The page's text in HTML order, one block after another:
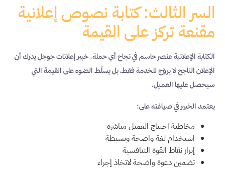
السر الثالث: كتابة نصوص إعلانية
مقنعة تركز على القيمة
الكتابة الإعلانية عنصر حاسم في نجاح أي حملة. خبير إعلانات جوجل يدرك أن
الإعلان الناجح لا يروّج للخدمة فقط، بل يسلّط الضوء على القيمة التي
سيحصل عليها العميل.
يعتمد الخبير في صياغته على:
مخاطبة احتياج العميل مباشرة
استخدام لغة واضحة وبسيطة
إبراز نقاط القوة التنافسية
تضمين دعوة واضحة لاتخاذ إجراء